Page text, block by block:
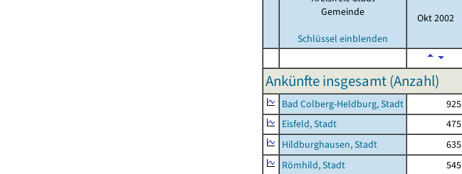
Gemeinde
Schlüssel einblenden
Okt 2002
Ankünfte insgesamt (Anzahl)
Bad Colberg-Heldburg, Stadt 925
Eisfeld, Stadt
475
Hildburghausen, Stadt
635
Römhild, Stadt
545